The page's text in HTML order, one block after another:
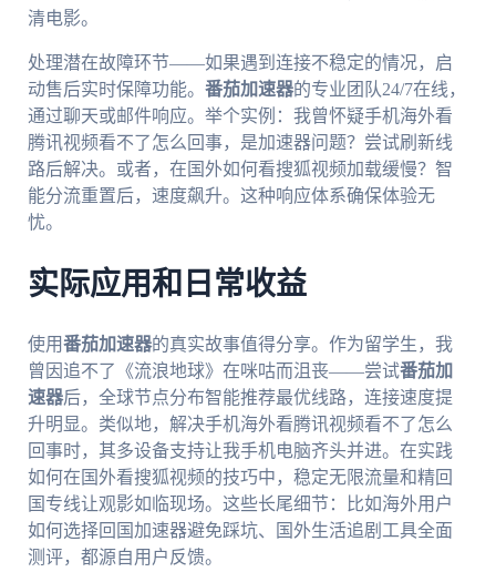
清电影。
处理潜在故障环节——如果遇到连接不稳定的情况，启
动售后实时保障功能。 番茄加速器的专业团队24/7在线，
通过聊天或邮件响应。举个实例：我曾怀疑手机海外看
腾讯视频看不了怎么回事，是加速器问题？尝试刷新线
路后解决。或者，在国外如何看搜狐视频加载缓慢？智
能分流重置后，速度飙升。这种响应体系确保体验无
忧。
实际应用和日常收益
使用番茄加速器的真实故事值得分享。作为留学生，我
曾因追不了《流浪地球》在咪咕而沮丧——尝试番茄加
速器后，全球节点分布智能推荐最优线路，连接速度提
升明显。类似地，解决手机海外看腾讯视频看不了怎么
回事时，其多设备支持让我手机电脑齐头并进。在实践
如何在国外看搜狐视频的技巧中，稳定无限流量和精回
国专线让观影如临现场。这些长尾细节：比如海外用户
如何选择回国加速器避免踩坑、国外生活追剧工具全面
测评，都源自用户反馈。